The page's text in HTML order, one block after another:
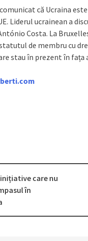
că Ucraina
Liderul ucrainean a
Costa. La
de membru cu
stau în prezent în
care nu
în